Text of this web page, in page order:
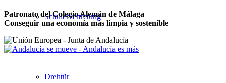
Schülervertretung
Drehtür
Patronato del Colegio Alemán de Málaga
Conseguir una economía más limpia y sostenible